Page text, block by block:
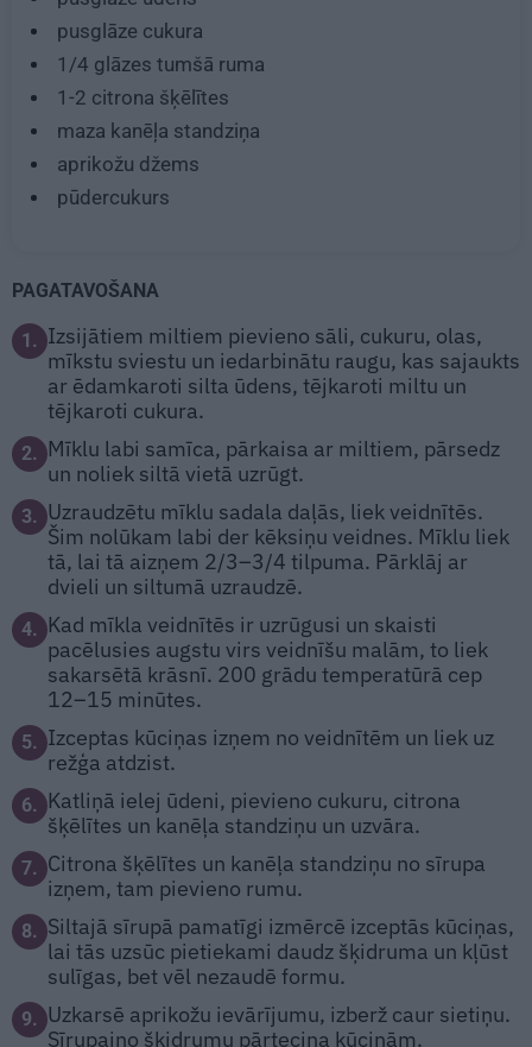
pusglāze cukura
1/4 glāzes tumšā ruma
1-2 citrona šķēlītes
maza kanēļa standziņa
aprikožu džems
pūdercukurs
PAGATAVOŠANA
1. Izsijātiem miltiem pievieno sāli, cukuru, olas,
mīkstu sviestu un iedarbinātu raugu, kas sajaukts
ar ēdamkaroti silta ūdens, tējkaroti miltu un
tējkaroti cukura.
2.
Mīklu labi samīca, pārkaisa ar miltiem, pārsedz
un noliek siltā vietā uzrūgt.
3. Uzraudzētu mīklu sadala daļās, liek veidnītēs.
Šim nolūkam labi der kēksiņu veidnes. Mīklu liek
tā, lai tā aizņem 2/3–3/4 tilpuma. Pārklāj ar
dvieli un siltumā uzraudzē.
4.
Kad mīkla veidnītēs ir uzrūgusi un skaisti
pacēlusies augstu virs veidnīšu malām, to liek
sakarsētā krāsnī. 200 grādu temperatūrā cep
12–15 minūtes.
5. Izceptas kūciņas izņem no veidnītēm un liek uz
režģa atdzist.
6.
Katliņā ielej ūdeni, pievieno cukuru, citrona
šķēlītes un kanēļa standziņu un uzvāra.
7. Citrona šķēlītes un kanēļa standziņu no sīrupa
izņem, tam pievieno rumu.
8. Siltajā sīrupā pamatīgi izmērcē izceptās ­kūciņas,
lai tās uzsūc pietiekami daudz šķidruma un kļūst
sulīgas, bet vēl nezaudē formu.
9. Uzkarsē aprikožu ievārījumu, izberž caur sietiņu.
Sīrupaino šķidrumu pārtecina kūciņām.